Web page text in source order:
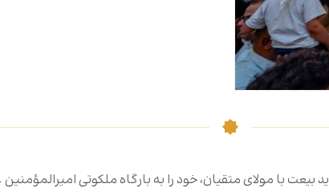
با مولای متقیان، خود را به بارگاه ملکوتی